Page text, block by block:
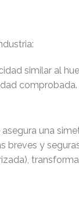
similar al
comprobada.
una
breves y